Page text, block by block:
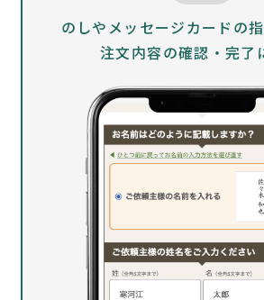
のしやメッセージカードの指
注文内容の確認・完了